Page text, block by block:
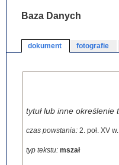
Baza Danych
dokument fotografie
tytuł lub inne określenie
czas powstania: 2. poł. XV w.
typ tekstu: mszał